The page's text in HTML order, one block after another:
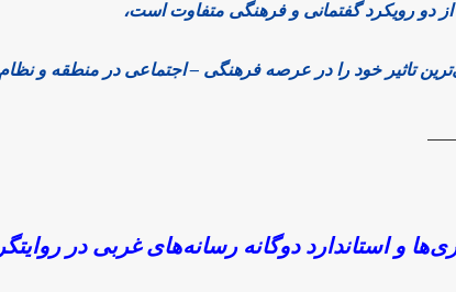
دو رویکرد گفتمانی و فرهنگی متفاوت است،
تاثیر خود را در عرصه فرهنگی – اجتماعی در منطقه و نظام
و استاندارد دوگانه رسانه‌های غربی در